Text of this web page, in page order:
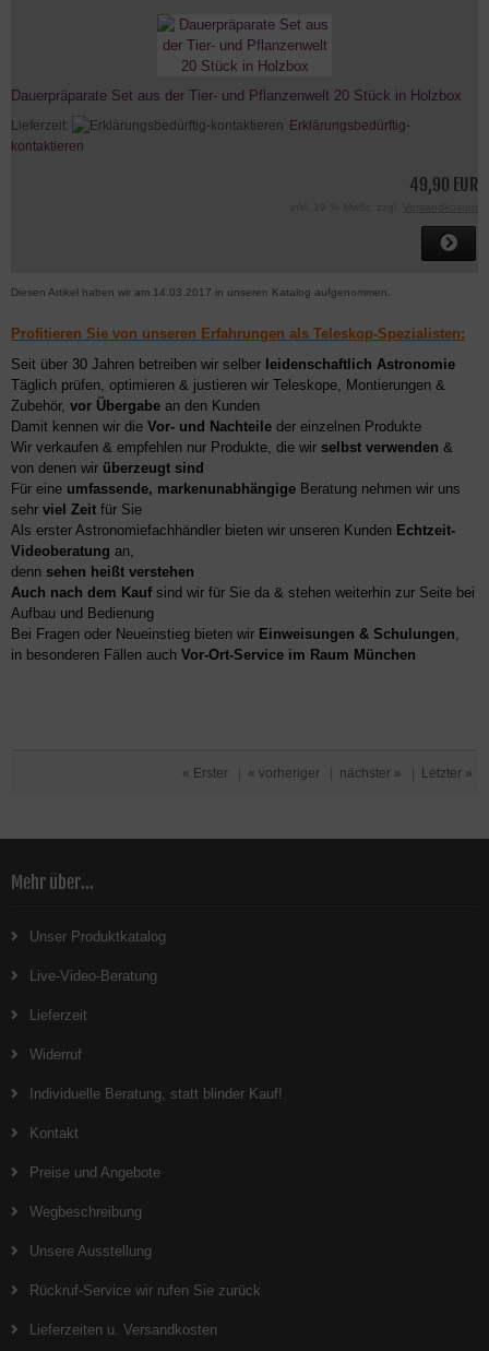
Dauerpräparate Set aus der Tier- und Pflanzenwelt 20 Stück in Holzbox
Lieferzeit:
Erklärungsbedürftig-
kontaktieren
49,90 EUR
Diesen Artikel haben wir am 14.03.2017 in unseren Katalog aufgenommen.
Profitieren Sie von unseren Erfahrungen als Teleskop-Spezialisten:
Seit über 30 Jahren betreiben wir selber leidenschaftlich Astronomie
Täglich prüfen, optimieren & justieren wir Teleskope, Montierungen &
Zubehör, vor Übergabe an den Kunden
Damit kennen wir die Vor- und Nachteile der einzelnen Produkte
Wir verkaufen & empfehlen nur Produkte, die wir selbst verwenden &
von denen wir überzeugt sind
Für eine umfassende, markenunabhängige Beratung nehmen wir uns
sehr viel Zeit für Sie
Als erster Astronomiefachhändler bieten wir unseren Kunden Echtzeit-
Videoberatung an,
denn sehen heißt verstehen
Auch nach dem Kaufsind wir für Sie da & stehen weiterhin zur Seite bei
Aufbau und Bedienung
Bei Fragen oder Neueinstieg bieten wir Einweisungen & Schulungen
in besonderen Fällen auch Vor-Ort-Service im Raum München
« Erster | « vorheriger | nächster » | Letzter »
Mehr über...
Unser Produktkatalog
Live-Video-Beratung
Lieferzeit
Widerruf
Individuelle Beratung, statt blinder Kauf!
Kontakt
Preise und Angebote
Wegbeschreibung
Unsere Ausstellung
Rückruf-Service wir rufen Sie zurück
Lieferzeiten u. Versandkosten